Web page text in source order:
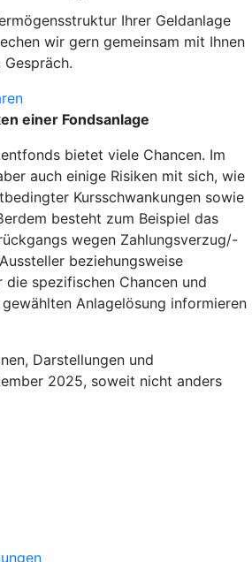
Ihrer Geldanlage
wir gern gemeinsam mit Ihnen
einer Fondsanlage
bietet viele Chancen. Im
auch einige Risiken mit sich, wie
Kursschwankungen sowie
besteht zum Beispiel das
wegen Zahlungsverzug/-
beziehungsweise
spezifischen Chancen und
Anlagelösung informieren
Darstellungen und
2025, soweit nicht anders